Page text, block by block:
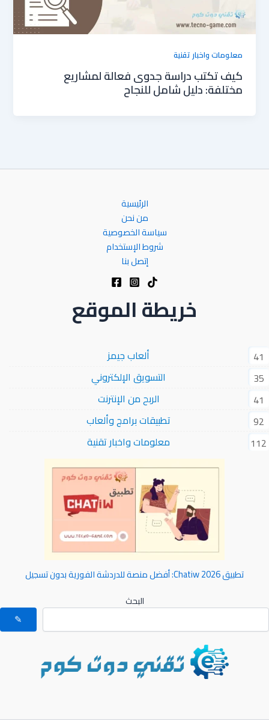
معلومات واخبار تقنية
كيف تكتب دراسة جدوى فعالة لمشاريع
مختلفة: دليل شامل للنجاح
الرئيسية
من نحن
سياسة الخصوصية
شروط الإستخدام
إتصل بنا
خريطة الموقع
ألعاب جيمز
41
التسويق الإلكتروني
35
الربح من الإنترنت
41
تطبيقات برامج وألعاب
92
معلومات واخبار تقنية
112
تطبيق Chatiw 2026: أفضل منصة للدردشة الفورية بدون تسجيل
البحث
✎